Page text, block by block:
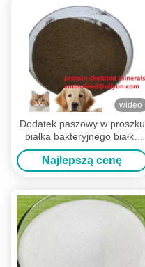
wideo
Dodatek paszowy w proszku
białka bakteryjnego białko
zwierzęce dla
mykobakteriozy Tajlandia
Najlepszą cenę